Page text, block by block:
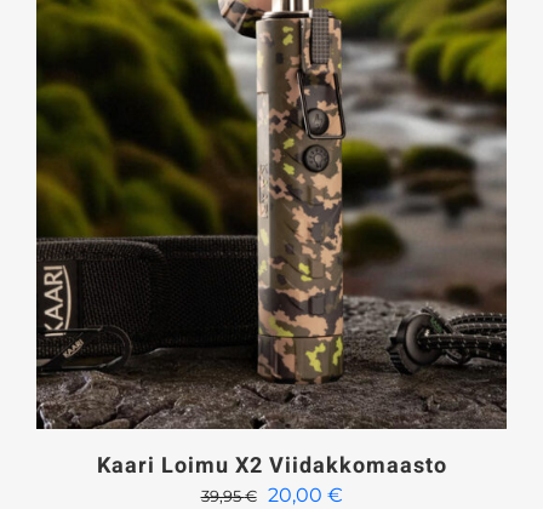
Kaari Loimu X2 Viidakkomaasto
39,95€ Alkuperäinen
20,00 €Nykyinen